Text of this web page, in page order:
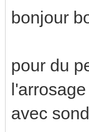
bonjour
pour du
avec